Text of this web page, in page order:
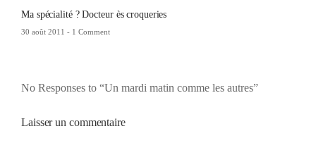
Ma spécialité ? Docteur ès croqueries
30 août 2011 - 1 Comment
No Responses to “Un mardi matin comme les autres”
Laisser un commentaire